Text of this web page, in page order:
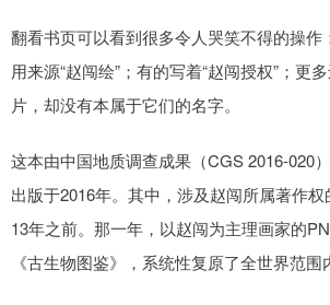
翻看书页可以看到很多令人哭笑不得的操作
用来源“赵闯绘”；有的写着“赵闯授权”；更
片，却没有本属于它们的名字。
这本由中国地质调查成果（CGS 2016-020
出版于2016年。其中，涉及赵闯所属著作
13年之前。那一年，以赵闯为主理画家的
《古生物图鉴》，系统性复原了全世界范围